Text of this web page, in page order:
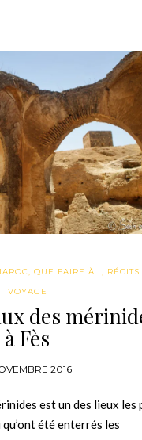
, QUE FAIRE À...,
VOYAGE
des
à Fès
2016
est un des lieux les
qu’ont été enterrés les